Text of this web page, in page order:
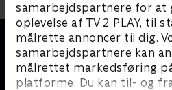
samarbejdspartnere for at
oplevelse af TV 2 PLAY, til
målrette annoncer til dig.
samarbejdspartnere kan
målrettet markedsføring
platforme. Du kan til- og